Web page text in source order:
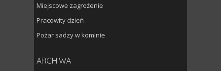
Miejscowe zagrożenie
Pracowity dzień
Pożar sadzy w kominie
ARCHIWA
Archiwa